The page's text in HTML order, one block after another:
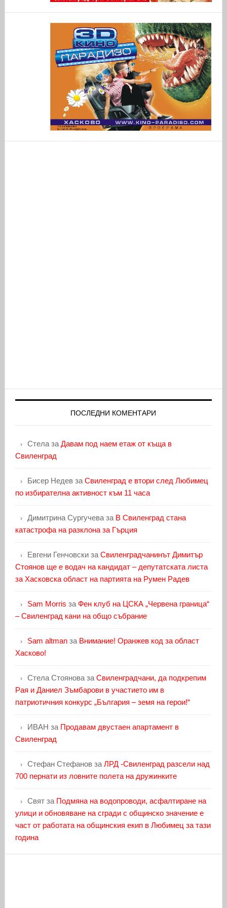
ПОСЛЕДНИ КОМЕНТАРИ
Стелаза Давам под наем етаж от къща в
Свиленград
Бисер Недевза Свиленград е втори след Любимец
по избирателна активност към 11 часа
Димитрина Сургучеваза В Свиленград стана
катастрофа на разклона за Гърция
Евгени Генчовскиза Свиленградчанинът Димитър
Стоянов ще е водач на кандидат – депутатската листа
за Хасковска област на партията на Румен Радев
Sam Morris за Фен клуб на ЦСКА „Червена граница“
– Свиленград кани на общо събрание
Sam altmanза Внимание! Оранжев код за област
Хасково!
Стела Стояноваза Свиленградчани, да подкрепим
Рая и Даниел Зъмбарови в участието им в
патриотичния конкурс „България – земя на герои!“
ИВАН за Продавам двустаен апартамент в
Свиленград
Стефан Стефановза ЛРД -Свиленград разсели над
700 пернати из ловните полета на дружинките
Святза Подмяна на водопроводи, асфалтиране на
улици и обновяване на сгради с общинско значение е
част от работата на общинския екип в Любимец за тази
година